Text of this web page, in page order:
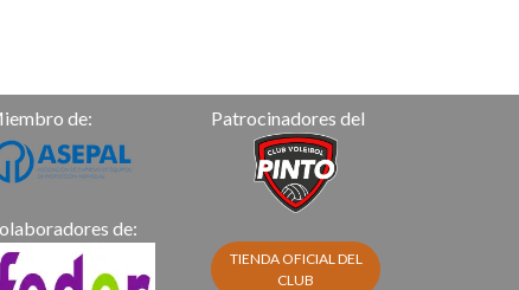
iembro de:
olaboradores de:
Patrocinadores del
TIENDA OFICIAL DEL
CLUB